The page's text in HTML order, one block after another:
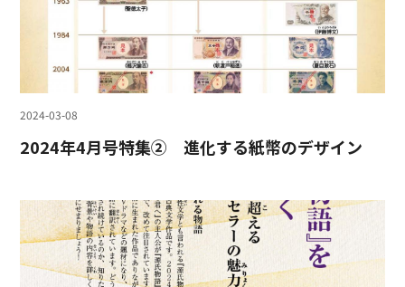
2024-03-08
2024年4月号特集② 進化する紙幣のデザイン